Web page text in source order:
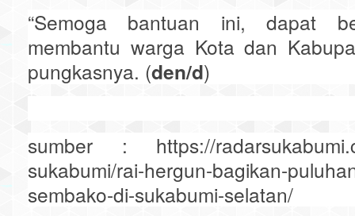
“Semoga bantuan ini, dapat
membantu warga Kota dan
pungkasnya. (den/d)
sumber : https://
sukabumi/rai-hergun-bagikan-
sembako-di-sukabumi-selatan/